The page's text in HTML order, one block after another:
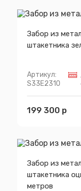
Забор из
штакетника
Артикул:
S33E2310
199 300 р
Забор из
штакетника
метров